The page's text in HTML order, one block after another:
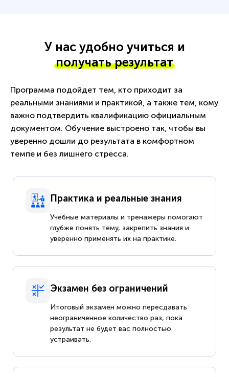
У нас удобно учиться и
получать результат
Программа подойдет тем, кто приходит за
реальными знаниями и практикой, а также тем, кому
важно подтвердить квалификацию официальным
документом. Обучение выстроено так, чтобы вы
уверенно дошли до результата в комфортном
темпе и без лишнего стресса.
Практика и реальные знания
Учебные материалы и тренажеры помогают
глубже понять тему, закрепить знания и
уверенно применять их на практике.
Экзамен без ограничений
Итоговый экзамен можно пересдавать
неограниченное количество раз, пока
результат не будет вас полностью
устраивать.